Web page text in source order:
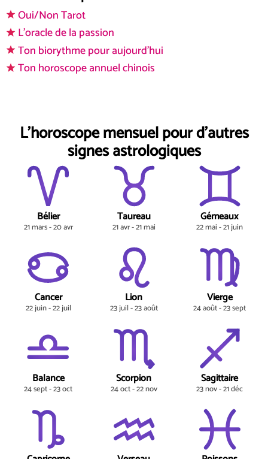
Oui/Non Tarot
L'oracle de la passion
Ton biorythme pour aujourd'hui
Ton horoscope annuel chinois
L'horoscope mensuel pour d'autres
signes astrologiques
Bélier
21 mars - 20 avr
Taureau
21 avr - 21 mai
Gémeaux
22 mai - 21 juin
Cancer
22 juin - 22 juil
Lion
23 juil - 23 août
Vierge
24 août - 23 sept
Balance
24 sept - 23 oct
Scorpion
24 oct - 22 nov
Sagittaire
23 nov - 21 déc